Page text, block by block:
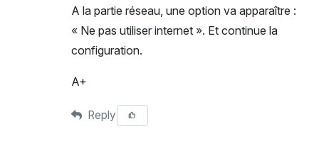
A la partie réseau, une option va apparaître :
« Ne pas utiliser internet ». Et continue la
configuration.
A+
Reply